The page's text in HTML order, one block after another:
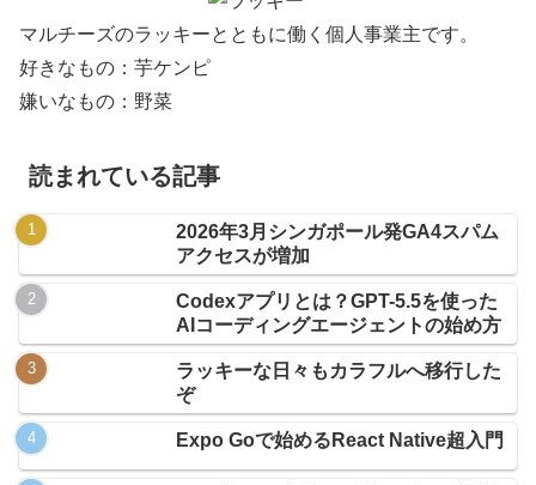
マルチーズのラッキーとともに働く個人事業主です。
好きなもの：芋ケンピ
嫌いなもの：野菜
読まれている記事
2026年3月シンガポール発GA4スパム
アクセスが増加
Codexアプリとは？GPT-5.5を使った
AIコーディングエージェントの始め方
ラッキーな日々もカラフルへ移行した
ぞ
Expo Goで始めるReact Native超入門